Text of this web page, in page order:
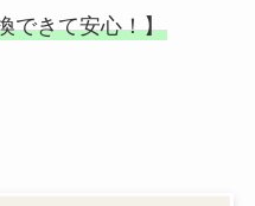
できて安心！】